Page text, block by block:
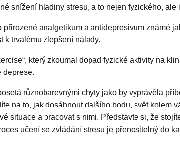
snížení hladiny stresu, a to nejen fyzického, ale
analgetikum a antidepresivum známé
k trvalému zlepšení nálady.
který zkoumal dopad fyzické aktivity na
deprese.
různobarevnými chyty jako by vyprávěla
na to, jak dosáhnout dalšího bodu, svět kolem
situace a pracovat s nimi. Představte si, že
učení se zvládání stresu je přenositelný do